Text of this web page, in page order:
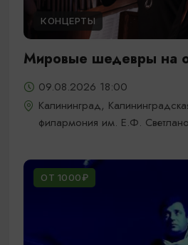
КОНЦЕРТЫ
Мировые шедевры на
09.08.2026 18:00
Калининград,
филармония им. Е.Ф.
ОТ 1000₽